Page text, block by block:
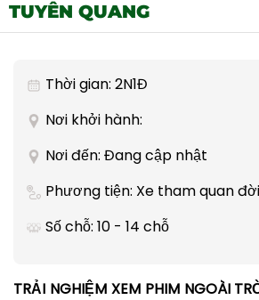
TUYÊN QUANG
Thời gian: 2N1Đ
Nơi khởi hành:
Nơi đến: Đang cập nhật
Phương tiện: Xe tham quan
Số chỗ: 10 - 14 chỗ
TRẢI NGHIỆM XEM PHIM NGOÀI